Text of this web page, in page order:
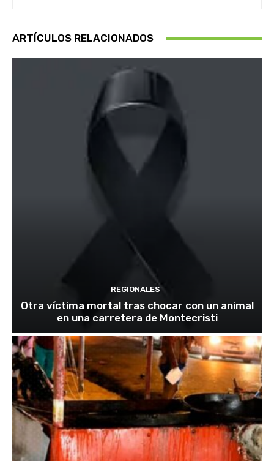
ARTÍCULOS RELACIONADOS
REGIONALES
Otra víctima mortal tras chocar con un animal
en una carretera de Montecristi